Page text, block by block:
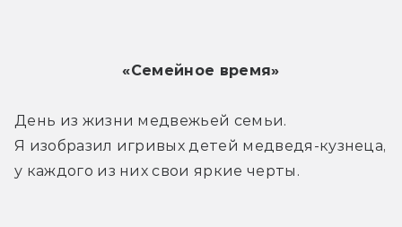
«Семейное время»
День из жизни медвежьей семьи.
Я изобразил игривых детей медведя-кузнеца,
у каждого из них свои яркие черты.